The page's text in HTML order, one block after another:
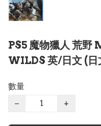
PS5 魔物獵人 荒
WILDS 英/日文 (日
數量
−
+